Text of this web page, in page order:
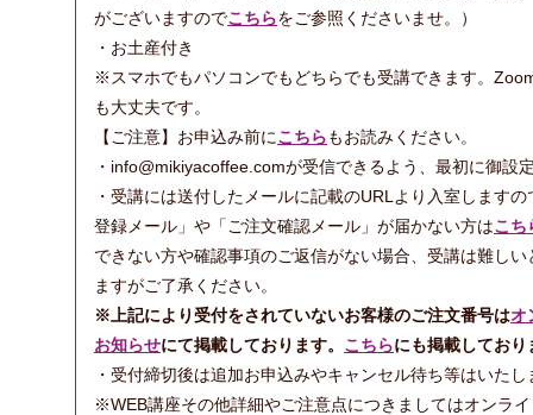
がございますのでこちらをご参照くださいませ。）
・お土産付き
※スマホでもパソコンでもどちらでも受講できます。
も大丈夫です。
【ご注意】お申込み前にこちらもお読みください。
・info@mikiyacoffee.comが受信できるよう、最初に御設
・受講には送付したメールに記載のURLより入室します
登録メール」や「ご注文確認メール」が届かない方はこち
できない方や確認事項のご返信がない場合、受講は難し
ますがご了承ください。
※上記により受付をされていないお客様のご注文番号はオ
お知らせにて掲載しております。 こちらにも掲載してお
・受付締切後は追加お申込みやキャンセル待ち等はいた
※WEB講座その他詳細やご注意点につきましてはオンラ